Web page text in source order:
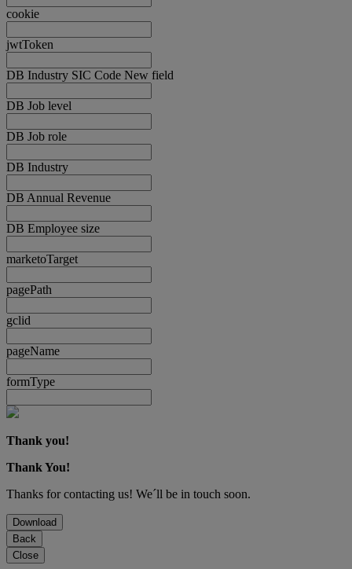
cookie
jwtToken
DB Industry SIC Code New field
DB Job level
DB Job role
DB Industry
DB Annual Revenue
DB Employee size
marketoTarget
pagePath
gclid
pageName
formType
Thank you!
Thank You!
Thanks for contacting us! We´ll be in touch soon.
Download
Back
Close